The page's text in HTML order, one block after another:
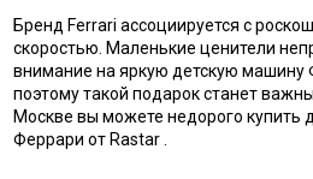
Бренд Ferrari ассоциируется с
скоростью. Маленькие ценители
внимание на яркую детскую машину
поэтому такой подарок станет
Москве вы можете недорого купить
Феррари от Rastar .